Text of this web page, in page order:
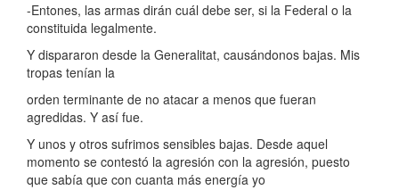
-Entones, las armas dirán cuál debe ser, si la Federal o la
constituida legalmente.
Y dispararon desde la Generalitat, causándonos bajas. Mis
tropas tenían la
orden terminante de no atacar a menos que fueran
agredidas. Y así fue.
Y unos y otros sufrimos sensibles bajas. Desde aquel
momento se contestó la agresión con la agresión, puesto
que sabía que con cuanta más energía yo